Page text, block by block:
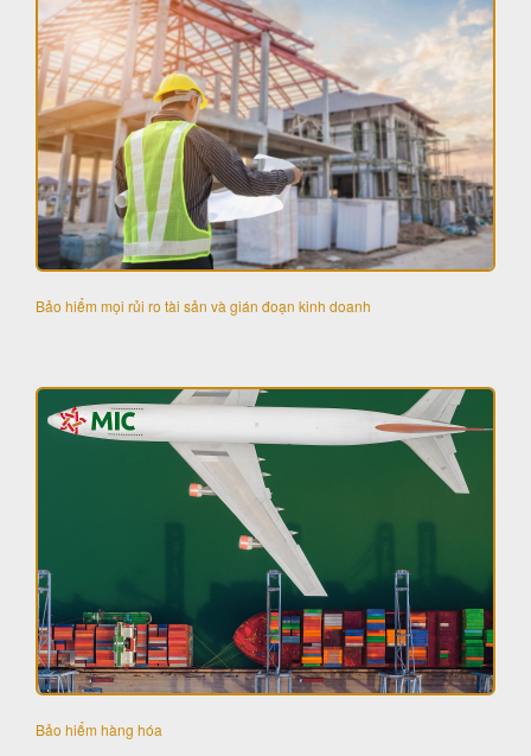
Bảo hiểm mọi rủi ro tài sản và gián đoạn kinh doanh
Bảo hiểm hàng hóa